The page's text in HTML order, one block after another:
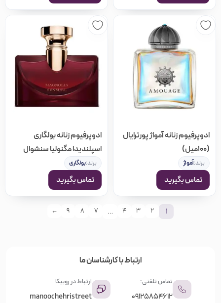
ادوپرفیوم زنانه آمواژ پورترایال
(100میل)
برند:آمواژ
تماس بگیرید
ادوپرفیوم زنانه بولگاری
اسپلندیدا مگنولیا سنشوال
برند:بولگاری
تماس بگیرید
1
2
3
4
…
7
8
9
←
ارتباط با کارشناسان ما
تماس تلفنی:
09125854612
ارتباط در روبیکا
manoochehristreet